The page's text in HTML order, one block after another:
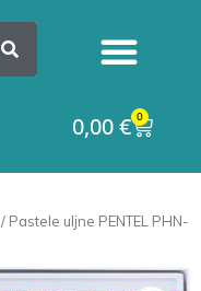
0,00€ 0
/ Pastele uljne PENTEL PHN-